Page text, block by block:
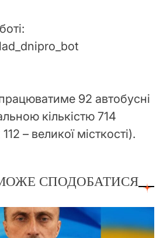
92 автобусні
кількістю 714
– великої місткості).
СПОДОБАТИСЯ